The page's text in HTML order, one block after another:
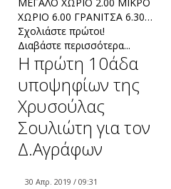
ΧΩΡΙΟ 6.00 ΓΡΑΝΙΤΣΑ 6.30…
Σχολιάστε πρώτοι!
Διαβάστε περισσότερα...
Η πρώτη 10άδα
υποψηφίων της
Χρυσούλας
Σουλιώτη για τον
Δ.Αγράφων
30 Απρ. 2019 / 09:31